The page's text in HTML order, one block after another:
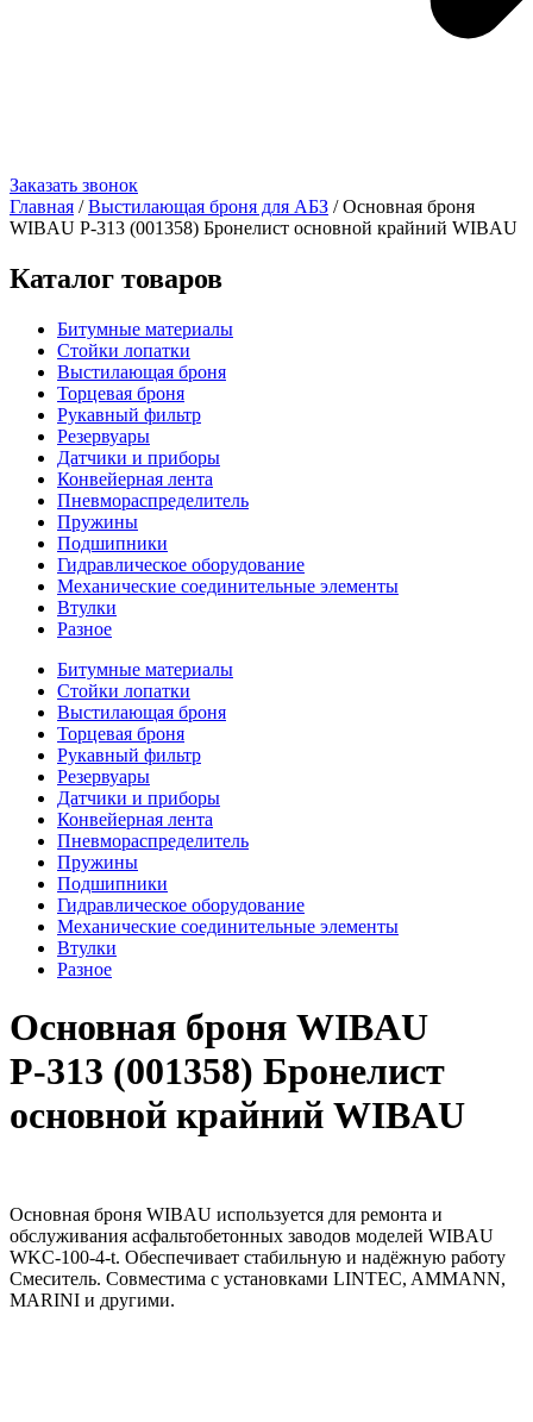
Заказать звонок
Главная /Выстилающая броня для АБЗ / Основная броня
WIBAU Р-313 (001358) Бронелист основной крайний WIBAU
Каталог товаров
Битумные материалы
Стойки лопатки
Выстилающая броня
Торцевая броня
Рукавный фильтр
Резервуары
Датчики и приборы
Конвейерная лента
Пневмораспределитель
Пружины
Подшипники
Гидравлическое оборудование
Механические соединительные элементы
Втулки
Разное
Битумные материалы
Стойки лопатки
Выстилающая броня
Торцевая броня
Рукавный фильтр
Резервуары
Датчики и приборы
Конвейерная лента
Пневмораспределитель
Пружины
Подшипники
Гидравлическое оборудование
Механические соединительные элементы
Втулки
Разное
Основная броня WIBAU
Р-313 (001358) Бронелист
основной крайний WIBAU
Основная броня WIBAU используется для ремонта и
обслуживания асфальтобетонных заводов моделей WIBAU
WKC-100-4-t. Обеспечивает стабильную и надёжную работу
Смеситель. Совместима с установками LINTEC, AMMANN,
MARINI и другими.